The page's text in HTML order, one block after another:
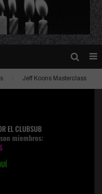
Jeff Koons Masterclass
EL CLUBSUB
miembros: